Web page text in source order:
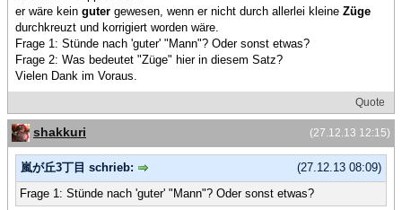
er wäre kein guter gewesen, wenn er nicht durch allerlei kleine Züge
durchkreuzt und korrigiert worden wäre.
Frage 1: Stünde nach 'guter' "Mann"? Oder sonst etwas?
Frage 2: Was bedeutet "Züge" hier in diesem Satz?
Vielen Dank im Voraus.
Quote
(27.12.13 12:15)
shakkuri
(27.12.13 08:09)
嵐が丘3丁目 schrieb:
Frage 1: Stünde nach 'guter' "Mann"? Oder sonst etwas?